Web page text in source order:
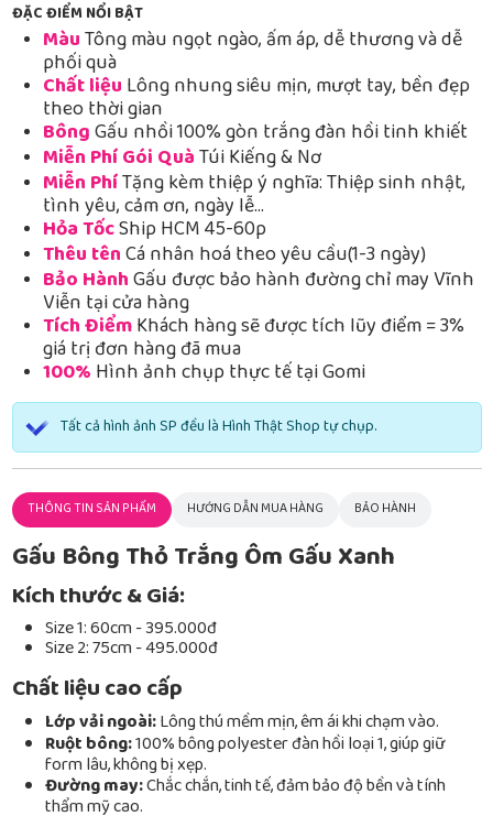
ĐẶC ĐIỂM NỔI BẬT
MàuTông màu ngọt ngào, ấm áp, dễ thương và dễ
phối quà
Chất liệu Lông nhung siêu mịn, mượt tay, bền đẹp
theo thời gian
BôngGấu nhồi 100% gòn trắng đàn hồi tinh khiết
Miễn Phí Gói QuàTúi Kiếng & Nơ
Miễn PhíTặng kèm thiệp ý nghĩa: Thiệp sinh nhật,
tình yêu, cảm ơn, ngày lễ…
Hỏa TốcShip HCM 45-60p
Thêu tênCá nhân hoá theo yêu cầu(1-3 ngày)
Bảo HànhGấu được bảo hành đường chỉ may Vĩnh
Viễn tại cửa hàng
Tích ĐiểmKhách hàng sẽ được tích lũy điểm = 3%
giá trị đơn hàng đã mua
100% Hình ảnh chụp thực tế tại Gomi
Tất cả hình ảnh SP đều là Hình Thật Shop tự chụp.
THÔNG TIN SẢN PHẨM HƯỚNG DẪN MUA HÀNG BẢO HÀNH
Gấu Bông Thỏ Trắng Ôm Gấu Xanh
Kích thước & Giá:
Size 1: 60cm - 395.000đ
Size 2: 75cm - 495.000đ
Chất liệu cao cấp
Lớp vải ngoài:Lông thú mềm mịn, êm ái khi chạm vào.
Ruột bông:100% bông polyester đàn hồi loại 1, giúp giữ
form lâu, không bị xẹp.
Đường may:Chắc chắn, tinh tế, đảm bảo độ bền và tính
thẩm mỹ cao.